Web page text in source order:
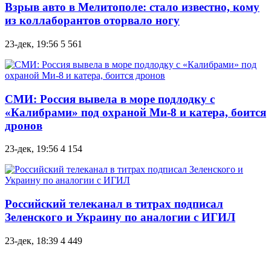
Взрыв авто в Мелитополе: стало известно, кому
из коллаборантов оторвало ногу
23-дек, 19:56 5 561
СМИ: Россия вывела в море подлодку с
«Калибрами» под охраной Ми-8 и катера, боится
дронов
23-дек, 19:56 4 154
Российский телеканал в титрах подписал
Зеленского и Украину по аналогии с ИГИЛ
23-дек, 18:39 4 449